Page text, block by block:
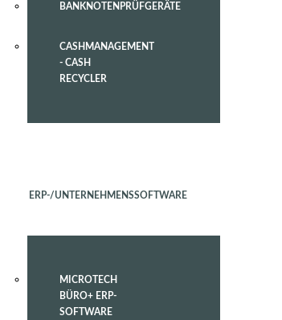
BANKNOTENPRÜFGERÄTE
CASHMANAGEMENT
- CASH
RECYCLER
ERP-/UNTERNEHMENSSOFTWARE
MICROTECH
BÜRO+ ERP-
SOFTWARE